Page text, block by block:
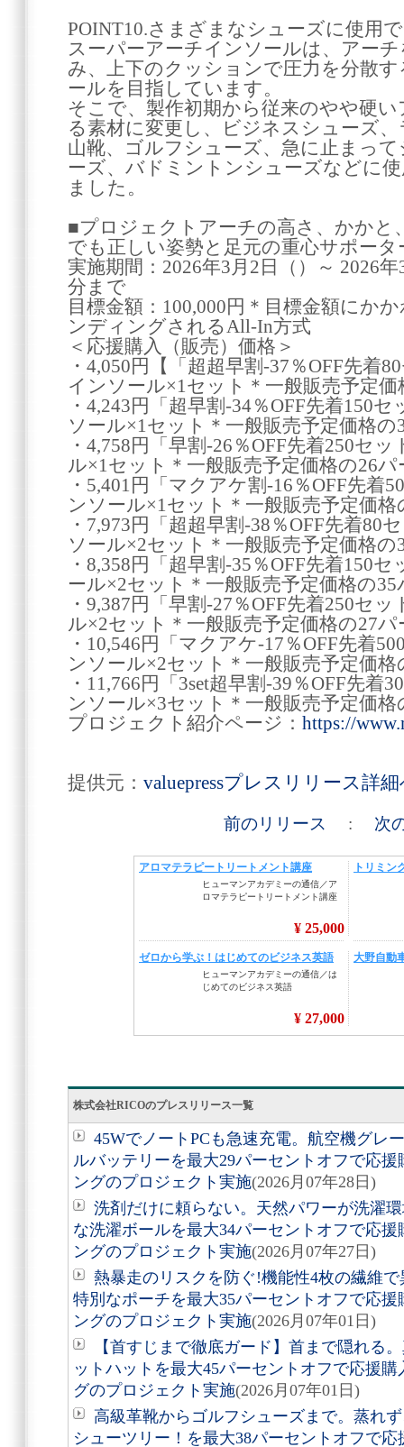
POINT10.さまざまなシューズに使用
スーパーアーチインソールは、アー
み、上下のクッションで圧力を分散
ールを目指しています。
そこで、製作初期から従来のやや硬
る素材に変更し、ビジネスシューズ
山靴、ゴルフシューズ、急に止まっ
ーズ、バドミントンシューズなどに
ました。
■プロジェクトアーチの高さ、かかと
でも正しい姿勢と足元の重心サポータ
実施期間：2026年3月2日（）～ 2026
分まで
目標金額：100,000円＊目標金額にか
ンディングされるAll-In方式
＜応援購入（販売）価格＞
・4,050円【「超超早割-37％OFF先着
インソール×1セット＊一般販売予定
・4,243円「超早割-34％OFF先着150
ソール×1セット＊一般販売予定価格
・4,758円「早割-26％OFF先着250セ
ル×1セット＊一般販売予定価格の26
・5,401円「マクアケ割-16％OFF先着
ンソール×1セット＊一般販売予定価
・7,973円「超超早割-38％OFF先着80
ソール×2セット＊一般販売予定価格
・8,358円「超早割-35％OFF先着150
ール×2セット＊一般販売予定価格の
・9,387円「早割-27％OFF先着250セ
ル×2セット＊一般販売予定価格の27
・10,546円「マクアケ-17％OFF先着
ンソール×2セット＊一般販売予定価
・11,766円「3set超早割-39％OFF先
ンソール×3セット＊一般販売予定価
プロジェクト紹介ページ： https://
提供元： valuepressプレスリリース詳
前のリリース : 次
株式会社RICOのプレスリリース一覧
45WでノートPCも急速充電。航空機グレ
ルバッテリーを最大29パーセントオフで応
ングのプロジェクト実施(2026月07年28日)
洗剤だけに頼らない。天然パワーが洗濯
な洗濯ボールを最大34パーセントオフで応
ングのプロジェクト実施(2026月07年27日)
熱暴走のリスクを防ぐ!機能性4枚の繊維
特別なポーチを最大35パーセントオフで応
ングのプロジェクト実施(2026月07年01日)
【首すじまで徹底ガード】首まで隠れる
ットハットを最大45パーセントオフで応援
グのプロジェクト実施(2026月07年01日)
高級革靴からゴルフシューズまで。蒸れ
シューツリー！を最大38パーセントオフで